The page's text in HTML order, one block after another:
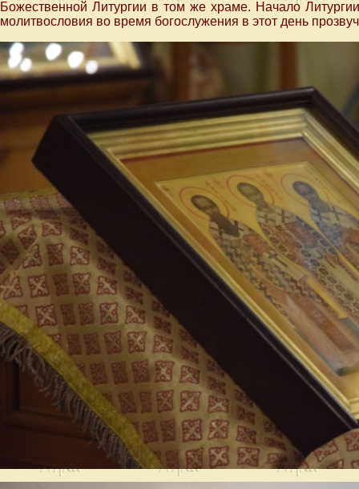
Божественной Литургии в том же храме. Начало
молитвословия во время богослужения в этот день